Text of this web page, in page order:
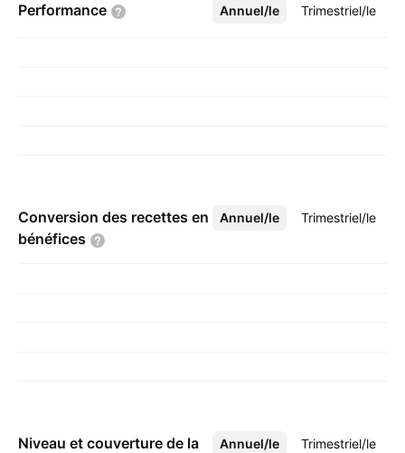
Performance Annuel/le Trimestriel/le
Plus
Conversion des recettes en
bénéfices
Annuel/le Trimestriel/le
Plus
Niveau et couverture de la
Annuel/le Trimestriel/le
Plus